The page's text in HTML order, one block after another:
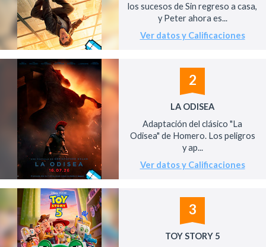
los sucesos de Sin regreso a casa,
y Peter ahora es...
Ver datos y Calificaciones
2
LA ODISEA
Adaptación del clásico "La
Odisea" de Homero. Los peligros
y ap...
Ver datos y Calificaciones
3
TOY STORY 5